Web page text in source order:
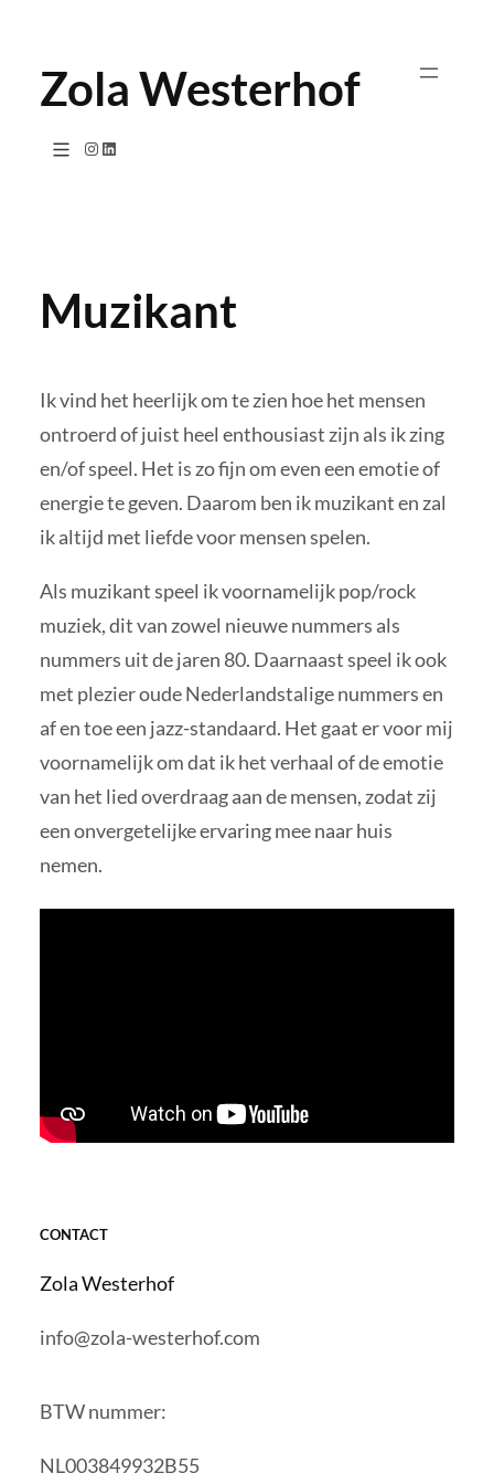
naar
inhoud
Zola Westerhof
Instagram
LinkedIn
Muzikant
Ik vind het heerlijk om te zien hoe het mensen
ontroerd of juist heel enthousiast zijn als ik zing
en/of speel. Het is zo fijn om even een emotie of
energie te geven. Daarom ben ik muzikant en zal
ik altijd met liefde voor mensen spelen.
Als muzikant speel ik voornamelijk pop/rock
muziek, dit van zowel nieuwe nummers als
nummers uit de jaren 80. Daarnaast speel ik ook
met plezier oude Nederlandstalige nummers en
af en toe een jazz-standaard. Het gaat er voor mij
voornamelijk om dat ik het verhaal of de emotie
van het lied overdraag aan de mensen, zodat zij
een onvergetelijke ervaring mee naar huis
nemen.
CONTACT
Zola Westerhof
info@zola-westerhof.com
BTW nummer:
NL003849932B55